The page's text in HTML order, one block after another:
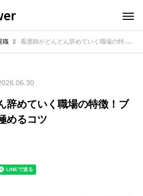
職 看護師がどんどん辞めていく職場の特徴！ブラック病院を見極めるコツ
辞めていく職場の特徴！ブ
めるコツ